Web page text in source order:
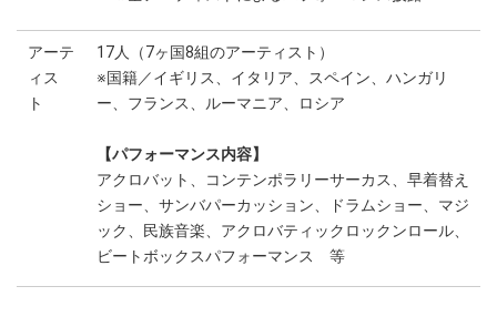
アーテ
ィス
ト
17人（7ヶ国8組のアーティスト）
※国籍／イギリス、イタリア、スペイン、ハンガリ
ー、フランス、ルーマニア、ロシア
【パフォーマンス内容】
アクロバット、コンテンポラリーサーカス、早着替え
ショー、サンバパーカッション、ドラムショー、マジ
ック、民族音楽、アクロバティックロックンロール、
ビートボックスパフォーマンス 等